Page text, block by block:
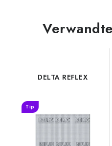
DELTA REFLEX
Tip